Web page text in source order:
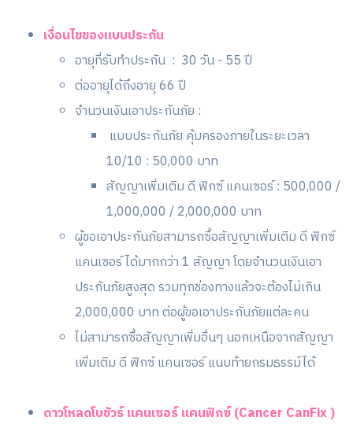
เงื่อนไขของแบบประกัน
อายุที่รับทำประกัน : 30 วัน - 55 ปี
ต่ออายุได้ถึงอายุ 66 ปี
จำนวนเงินเอาประกันภัย :
แบบประกันภัย คุ้มครองภายในระยะเวลา
10/10 : 50,000 บาท
สัญญาเพิ่มเติม ดี ฟิกซ์ แคนเซอร์ : 500,000 /
1,000,000 / 2,000,000 บาท
ผู้ขอเอาประกันภัยสามารถซื้อสัญญาเพิ่มเติม ดี ฟิกซ์
แคนเซอร์ ได้มากกว่า 1 สัญญา โดยจำนวนเงินเอา
ประกันภัยสูงสุด รวมทุกช่องทางแล้วจะต้องไม่เกิน
2,000,000 บาท ต่อผู้ขอเอาประกันภัยแต่ละคน
ไม่สามารถซื้อสัญญาเพิ่มอื่นๆ นอกเหนือจากสัญญา
เพิ่มเติม ดี ฟิกซ์ แคนเซอร์ แนบท้ายกรมธรรม์ได้
ดาวโหลดโบชัวร์ แคนเซอร์ แคนฟิกซ์ (Cancer CanFix )